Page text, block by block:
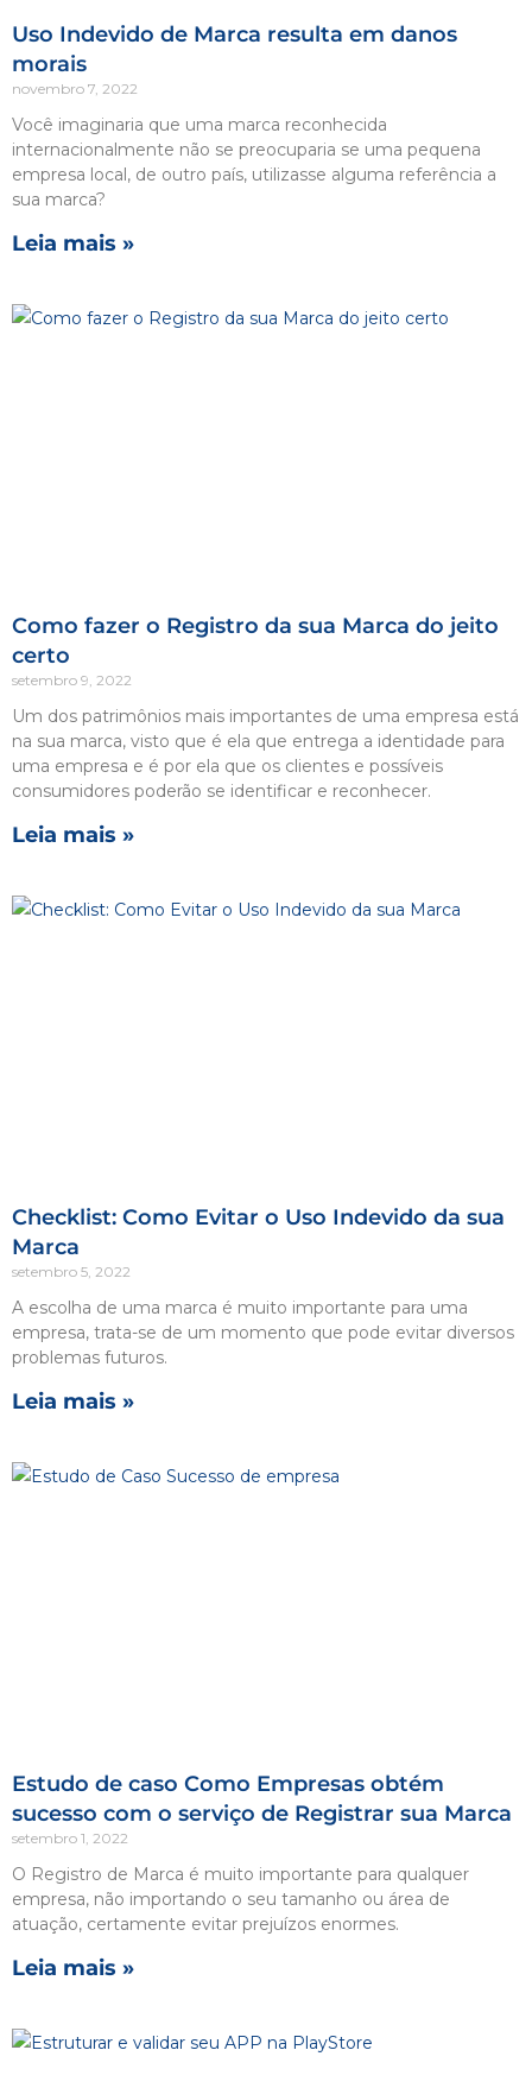
Uso Indevido de Marca resulta em danos
morais
novembro 7, 2022
Você imaginaria que uma marca reconhecida
internacionalmente não se preocuparia se uma pequena
empresa local, de outro país, utilizasse alguma referência a
sua marca?
Leia mais »
Como fazer o Registro da sua Marca do jeito
certo
setembro 9, 2022
Um dos patrimônios mais importantes de uma empresa está
na sua marca, visto que é ela que entrega a identidade para
uma empresa e é por ela que os clientes e possíveis
consumidores poderão se identificar e reconhecer.
Leia mais »
Checklist: Como Evitar o Uso Indevido da sua
Marca
setembro 5, 2022
A escolha de uma marca é muito importante para uma
empresa, trata-se de um momento que pode evitar diversos
problemas futuros.
Leia mais »
Estudo de caso Como Empresas obtém
sucesso com o serviço de Registrar sua Marca
setembro 1, 2022
O Registro de Marca é muito importante para qualquer
empresa, não importando o seu tamanho ou área de
atuação, certamente evitar prejuízos enormes.
Leia mais »